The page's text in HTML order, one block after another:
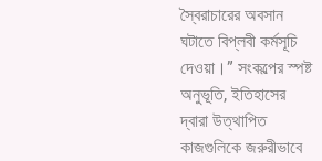
স্বৈরাচারের অবসান
ঘটাতে বিপ্লবী কর্মসূচি
দেওয়া।” সংকল্পের স্পষ্ট
অনুভূতি, ইতিহাসের
দ্বারা উত্থাপিত
কাজগুলিকে জরুরীভাবে